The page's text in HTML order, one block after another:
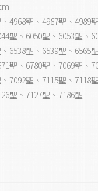
、4968聖、4987聖、4989
聖、6050聖、6053聖、
6538聖、6539聖、6565
聖、6780聖、7069聖、
7092聖、7115聖、7118
聖、7127聖、7186聖